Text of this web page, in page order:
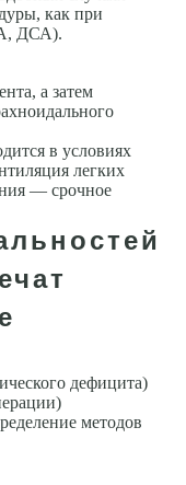
как при
ДСА).
а затем
в условиях
легких
— срочное
дефицита)
методов